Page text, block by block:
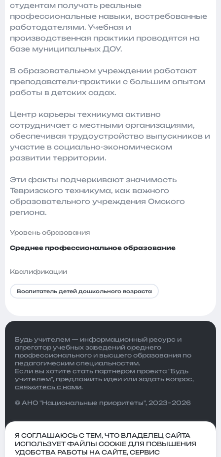
студентам получать реальные
профессиональные навыки, востребованные
работодателями. Учебная и
производственная практики проводятся на
базе муниципальных ДОУ.
В образовательном учреждении работают
преподаватели-практики с большим опытом
работы в детских садах.
Центр карьеры техникума активно
сотрудничает с местными организациями,
обеспечивая трудоустройство выпускников и
участие в социально-экономическом
развитии территории.
Эти факты подчеркивают значимость
Тевризского техникума, как важного
образовательного учреждения Омского
региона.
Уровень образования
Среднее профессиональное образование
Квалификации
Воспитатель детей дошкольного возраста
Будь учителем — информационный ресурс и
агрегатор учебных заведений среднего
профессионального и высшего образования по
педагогическим специальностям.
Если вы хотите стать партнером проекта "Будь
учителем", предложить идеи или задать вопрос,
свяжитесь с нами.
© АНО "Национальные приоритеты", 2023–2026
Я СОГЛАШАЮСЬ С ТЕМ, ЧТО ВЛАДЕЛЕЦ САЙТА
ИСПОЛЬЗУЕТ ФАЙЛЫ COOKIE ДЛЯ ПОВЫШЕНИЯ
УДОБСТВА РАБОТЫ НА САЙТЕ, СЕРВИС